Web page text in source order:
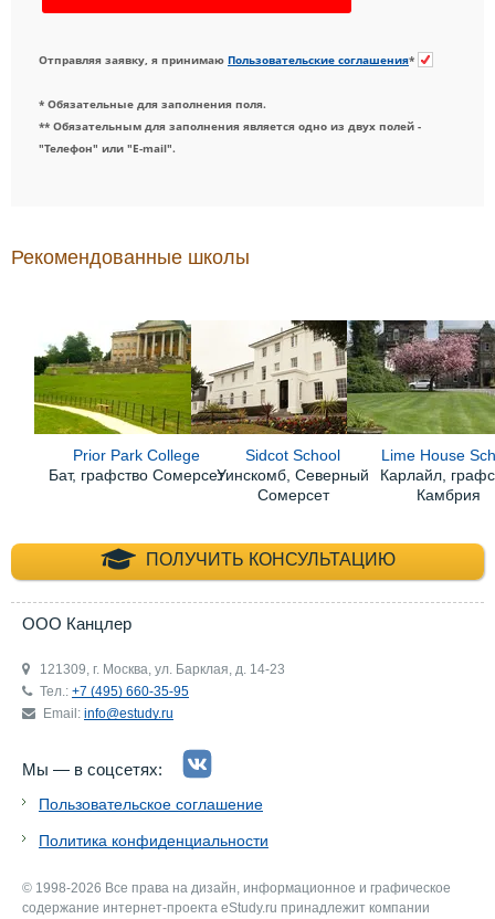
Отправляя заявку, я принимаю Пользовательские соглашения*
* Обязательные для заполнения поля.
** Обязательным для заполнения является одно из двух полей -
"Телефон" или "E-mail".
Рекомендованные школы
Prior Park College
Бат, графство Сомерсет
Sidcot School
Уинскомб, Северный
Сомерсет
Lime House
Карлайл,
Камбрия
ПОЛУЧИТЬ КОНСУЛЬТАЦИЮ
+7 (495) 660-35-
ООО Канцлер
121309, г. Москва, ул. Барклая, д. 14-23
Тел.: +7 (495) 660-35-95
Email: info@estudy.ru
Мы — в соцсетях:
Пользовательское соглашение
Политика конфиденциальности
© 1998-2026 Все права на дизайн, информационное и графическое
содержание интернет-проекта eStudy.ru принадлежит компании